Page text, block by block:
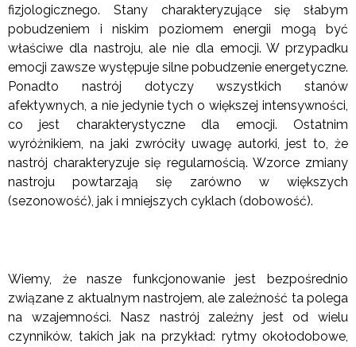
fizjologicznego. Stany charakteryzujące się słabym
pobudzeniem i niskim poziomem energii mogą być
właściwe dla nastroju, ale nie dla emocji. W przypadku
emocji zawsze występuje silne pobudzenie energetyczne.
Ponadto nastrój dotyczy wszystkich stanów
afektywnych, a nie jedynie tych o większej intensywności,
co jest charakterystyczne dla emocji. Ostatnim
wyróżnikiem, na jaki zwróciły uwagę autorki, jest to, że
nastrój charakteryzuje się regularnością. Wzorce zmiany
nastroju powtarzają się zarówno w większych
(sezonowość), jak i mniejszych cyklach (dobowość).
Wiemy, że nasze funkcjonowanie jest bezpośrednio
związane z aktualnym nastrojem, ale zależność ta polega
na wzajemności. Nasz nastrój zależny jest od wielu
czynników, takich jak na przykład: rytmy okołodobowe,